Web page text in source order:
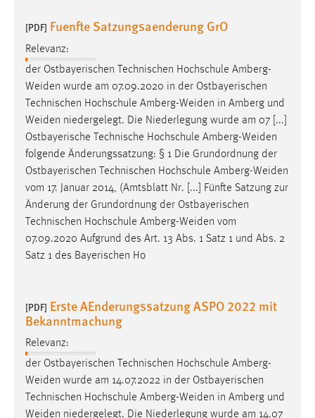
[PDF] Fuenfte Satzungsaenderung GrO
Relevanz:
der Ostbayerischen Technischen Hochschule Amberg-
Weiden wurde am 07.09.2020 in der Ostbayerischen
Technischen Hochschule Amberg-Weiden in Amberg und
Weiden niedergelegt. Die Niederlegung wurde am 07 [...]
Ostbayerische Technische Hochschule Amberg-Weiden
folgende Änderungssatzung: § 1 Die Grundordnung der
Ostbayerischen Technischen Hochschule Amberg-Weiden
vom 17. Januar 2014, (Amtsblatt Nr. [...] Fünfte Satzung zur
Änderung der Grundordnung der Ostbayerischen
Technischen Hochschule Amberg-Weiden vom
07.09.2020 Aufgrund des Art. 13 Abs. 1 Satz 1 und Abs. 2
Satz 1 des Bayerischen Ho
[PDF] Erste AEnderungssatzung ASPO 2022 mit
Bekanntmachung
Relevanz:
der Ostbayerischen Technischen Hochschule Amberg-
Weiden wurde am 14.07.2022 in der Ostbayerischen
Technischen Hochschule Amberg-Weiden in Amberg und
Weiden niedergelegt. Die Niederlegung wurde am 14.07